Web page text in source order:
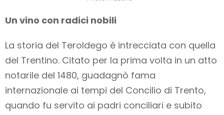
Un vino con radici nobili
La storia del Teroldego è intrecciata con quella
del Trentino. Citato per la prima volta in un atto
notarile del 1480, guadagnò fama
internazionale ai tempi del Concilio di Trento,
quando fu servito ai padri conciliari e subito